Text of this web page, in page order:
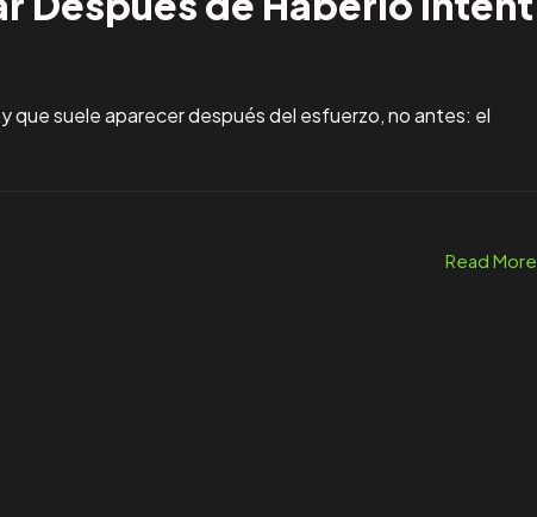
que suele aparecer después del esfuerzo, no antes: el
Read More